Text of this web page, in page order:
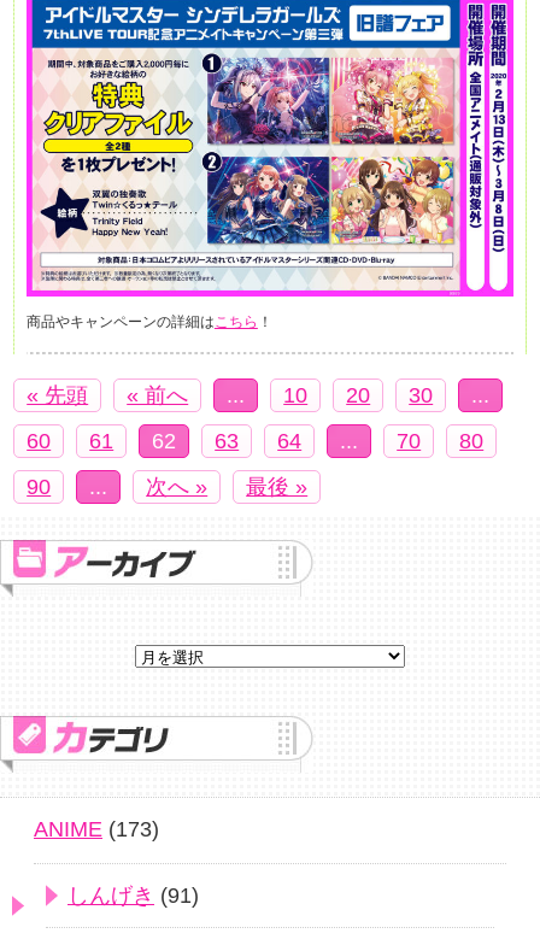
商品やキャンペーンの詳細は こちら ！
« 先頭 « 前へ ... 10 20 30
...
60
61 62 63 64 ... 70
80
90
... 次へ » 最後 »
ANIME (173)
しんげき (91)